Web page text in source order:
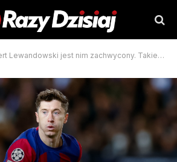
jest nim zachwycony. Takiego piłkarza jeszcze nie spotkał